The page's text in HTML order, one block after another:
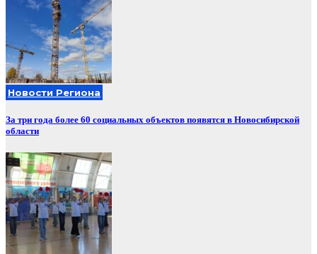
Новости Региона
За три года более 60 социальных объектов появятся в Новосибирской
области